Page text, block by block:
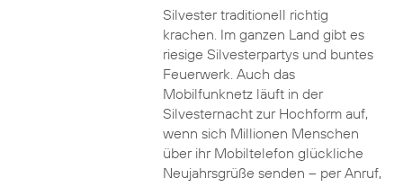
Silvester traditionell richtig
krachen. Im ganzen Land gibt es
riesige Silvesterpartys und buntes
Feuerwerk. Auch das
Mobilfunknetz läuft in der
Silvesternacht zur Hochform auf,
wenn sich Millionen Menschen
über ihr Mobiltelefon glückliche
Neujahrsgrüße senden – per Anruf,